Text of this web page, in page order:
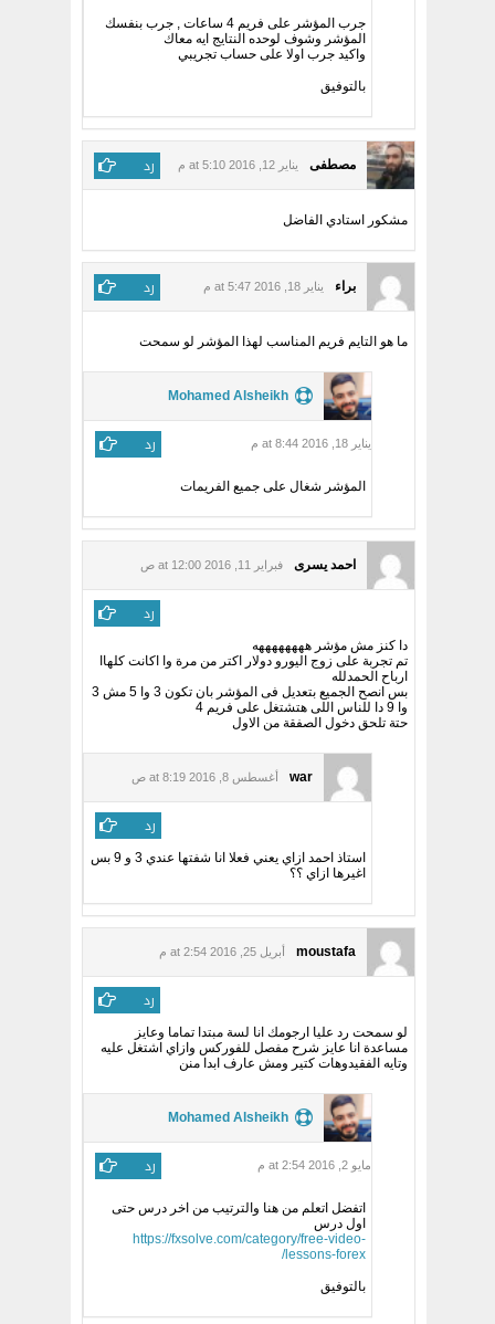
جرب المؤشر على فريم 4 ساعات , جرب بنفسك
المؤشر وشوف لوحده النتايج ايه معاك
واكيد جرب اولا على حساب تجريبي
بالتوفيق
مصطفى يناير 12, 2016 at 5:10 م رد
مشكور استادي الفاضل
براء يناير 18, 2016 at 5:47 م رد
ما هو التايم فريم المناسب لهذا المؤشر لو سمحت
Mohamed Alsheikh
يناير 18, 2016 at 8:44 م رد
المؤشر شغال على جميع الفريمات
احمد يسرى فبراير 11, 2016 at 12:00 ص
رد
دا كنز مش مؤشر ههههههههه
تم تجربة على زوج اليورو دولار اكتر من مرة وا اكانت كلهاا
ارباح الحمدلله
بس انصح الجميع بتعديل فى المؤشر بان تكون 3 وا 5 مش 3
وا 9 دا للناس اللى هتشتغل على فريم 4
حتة تلحق دخول الصفقة من الاول
war أغسطس 8, 2016 at 8:19 ص
رد
استاذ احمد ازاي يعني فعلا انا شفتها عندي 3 و 9 بس
اغيرها ازاي ؟؟
moustafa أبريل 25, 2016 at 2:54 م
رد
لو سمحت رد عليا ارجومك انا لسة مبتدا تماما وعايز
مساعدة انا عايز شرح مفصل للفوركس وازاي اشتغل عليه
وتايه الفقيدوهات كتير ومش عارف ابدا منن
Mohamed Alsheikh
مايو 2, 2016 at 2:54 م رد
اتفضل اتعلم من هنا والترتيب من اخر درس حتى
اول درس
https://fxsolve.com/category/free-video-
lessons-forex/
بالتوفيق